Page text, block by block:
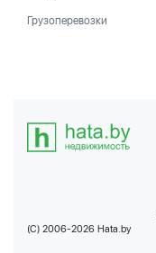
Грузоперевозки
(C) 2006-2026 Hata.by